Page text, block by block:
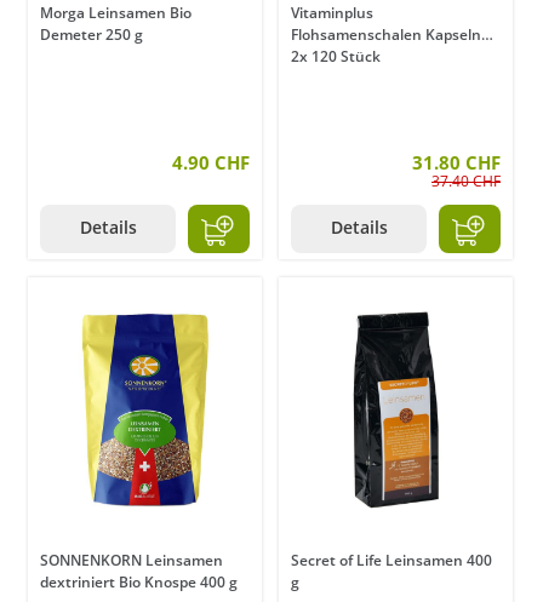
Morga Leinsamen Bio
Demeter 250 g
4.90 CHF
Details
Vitaminplus
Flohsamenschalen Kapseln
2x 120 Stück
31.80 CHF
37.40 CHF
Details
SONNENKORN Leinsamen
dextriniert Bio Knospe 400 g
Secret of Life Leinsamen 400
g